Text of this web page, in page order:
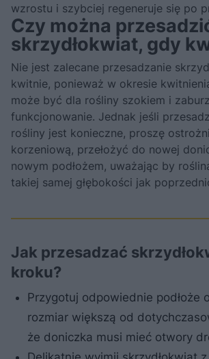
wzrostu i szybciej regeneruje się po
Czy można
skrzydłokwiat, gdy
Nie jest zalecane przesadzanie
kwitnie, ponieważ w okresie
może być dla rośliny szokiem i
funkcjonowanie. Jednak jeśli
rośliny jest konieczne, proszę
korzeniową, przełożyć do nowej
nowym podłożem, uważając by
takiej samej głębokości jak
Jak przesadzać
kroku?
Przygotuj odpowiednie podłoże
rozmiar większą od
że doniczka musi mieć otwory